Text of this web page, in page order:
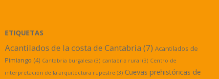
ETIQUETAS
Acantilados de la costa de Cantabria (7) Acantilados de
Pimiango (4) Cantabria burgalesa (3) cantabria rural (3) Centro de
interpretación de la arquitectura rupestre (3) Cuevas prehistóricas de